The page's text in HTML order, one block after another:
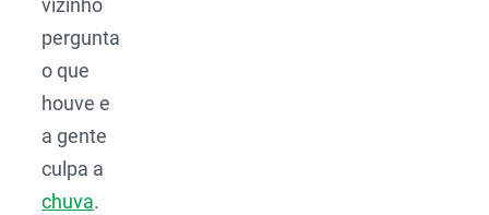
vizinho
pergunta
o que
houve e
a gente
culpa a
chuva.